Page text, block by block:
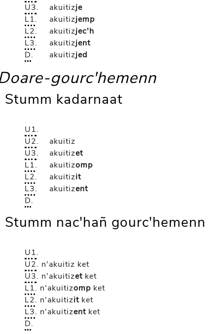
U3. akuitizje
L1. akuitizjemp
L2. akuitizjec'h
L3. akuitizjent
D. akuitizjed
gourc'hemenn
Stumm kadarnaat
U1.
U2.
akuitiz
U3. akuitizet
L1. akuitizomp
L2. akuitizit
L3. akuitizent
D.
Stumm nac'hañ gourc'hemenn
U1.
U2. n'akuitiz ket
U3. n'akuitizet ket
L1. n'akuitizomp ket
L2. n'akuitizit ket
L3. n'akuitizent ket
D.